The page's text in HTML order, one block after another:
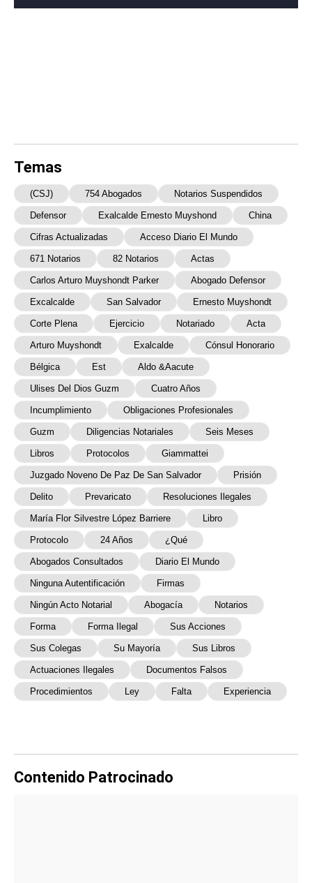
Temas
(CSJ) 754 Abogados Notarios Suspendidos
Defensor Exalcalde Ernesto Muyshond China
Cifras Actualizadas Acceso Diario El Mundo
671 Notarios 82 Notarios Actas
Carlos Arturo Muyshondt Parker Abogado Defensor
Excalcalde San Salvador Ernesto Muyshondt
Corte Plena Ejercicio Notariado Acta
Arturo Muyshondt Exalcalde Cónsul Honorario
Bélgica Est Aldo &Aacute
Ulises Del Dios Guzm Cuatro Años
Incumplimiento Obligaciones Profesionales
Guzm Diligencias Notariales Seis Meses
Libros Protocolos Giammattei
Juzgado Noveno De Paz De San Salvador Prisión
Delito Prevaricato Resoluciones Ilegales
María Flor Silvestre López Barriere Libro
Protocolo 24 Años ¿Qué
Abogados Consultados Diario El Mundo
Ninguna Autentificación Firmas
Ningún Acto Notarial Abogacía Notarios
Forma Forma Ilegal Sus Acciones
Sus Colegas Su Mayoría Sus Libros
Actuaciones Ilegales Documentos Falsos
Procedimientos Ley Falta Experiencia
Contenido Patrocinado